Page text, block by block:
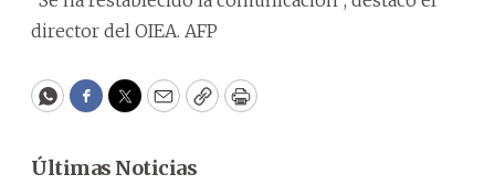
director del OIEA. AFP
WhatsApp
Facebook
Twitter
EmailCopyPrint
Últimas Noticias